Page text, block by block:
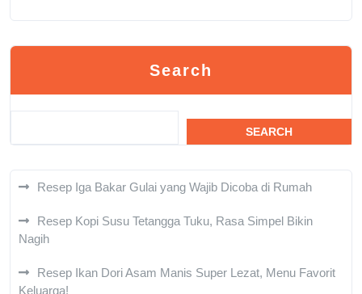
Search
SEARCH
Resep Iga Bakar Gulai yang Wajib Dicoba di Rumah
Resep Kopi Susu Tetangga Tuku, Rasa Simpel Bikin
Nagih
Resep Ikan Dori Asam Manis Super Lezat, Menu Favorit
Keluarga!